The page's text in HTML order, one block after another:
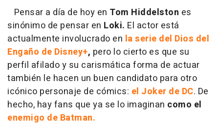
Pensar a día de hoy en Tom Hiddelston es
sinónimo de pensar en Loki. El actor está
actualmente involucrado en la serie del Dios del
Engaño de Disney+, pero lo cierto es que su
perfil afilado y su carismática forma de actuar
también le hacen un buen candidato para otro
icónico personaje de cómics: el Joker de DC. De
hecho, hay fans que ya se lo imaginan como el
enemigo de Batman.